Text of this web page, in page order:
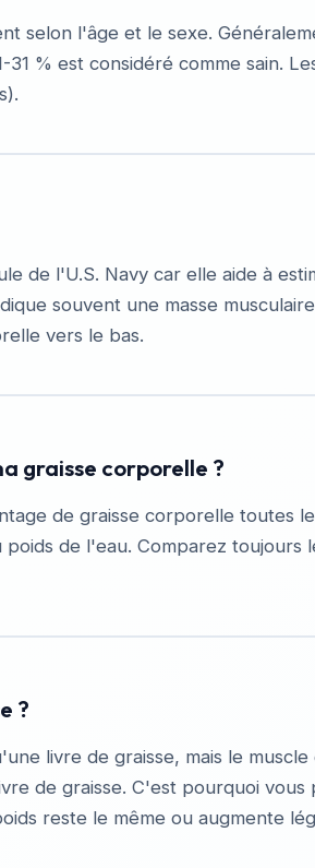
selon l'âge et le sexe.
% est considéré comme sain.
de l'U.S. Navy car elle aide à
souvent une masse
vers le bas.
graisse corporelle ?
de graisse corporelle toutes
de l'eau. Comparez toujours
?
livre de graisse, mais le
de graisse. C'est pourquoi
reste le même ou augmente